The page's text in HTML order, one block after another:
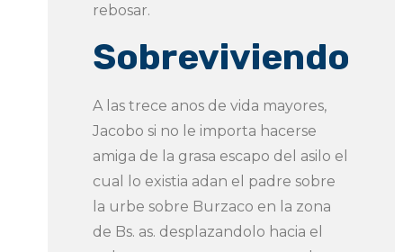
rebosar.
Sobreviviendo
A las trece anos de vida mayores,
Jacobo si no le importa hacerse
amiga de la grasa escapo del asilo el
cual lo existia adan el padre sobre
la urbe sobre Burzaco en la zona
de Bs. as. desplazandolo hacia el